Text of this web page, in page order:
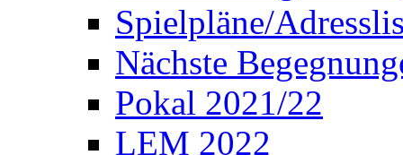
Spielpläne/
Nächste
Pokal 2021/22
LEM 2022